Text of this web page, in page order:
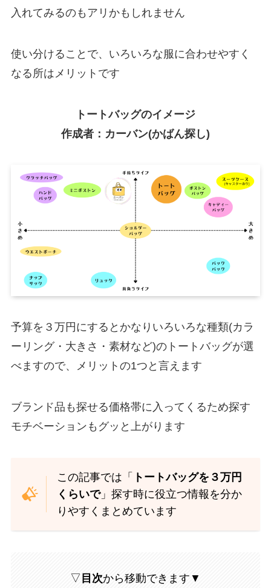
入れてみるのもアリかもしれません
使い分けることで、いろいろな服に合わせやすく
なる所はメリットです
トートバッグのイメージ
作成者：カーバン(かばん探し)
予算を３万円にするとかなりいろいろな種類(カラ
ーリング・大きさ・素材など)のトートバッグが選
べますので、メリットの1つと言えます
ブランド品も探せる価格帯に入ってくるため探す
モチベーションもグッと上がります
この記事では「
トートバッグを３万円
くらいで」探す時に役立つ情報を分か
りやすくまとめています
▽ 目次から移動できます▼